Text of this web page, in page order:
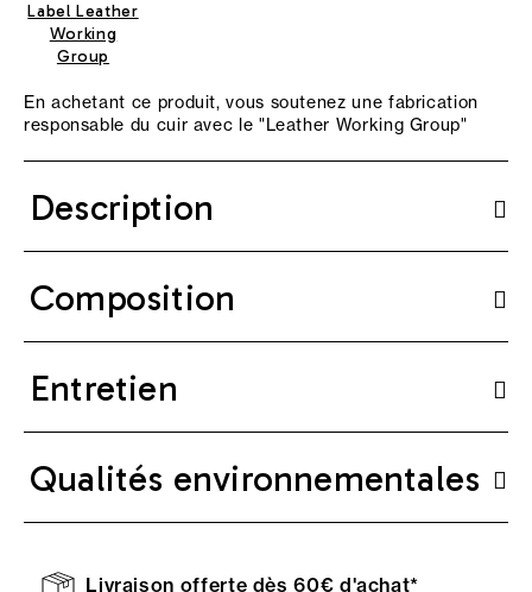
Label Leather
Working
Group
En achetant ce produit, vous soutenez une fabrication
responsable du cuir avec le "Leather Working Group"
Description
Composition
Entretien
Qualités environnementales
Livraison offerte dès 60€ d'achat*